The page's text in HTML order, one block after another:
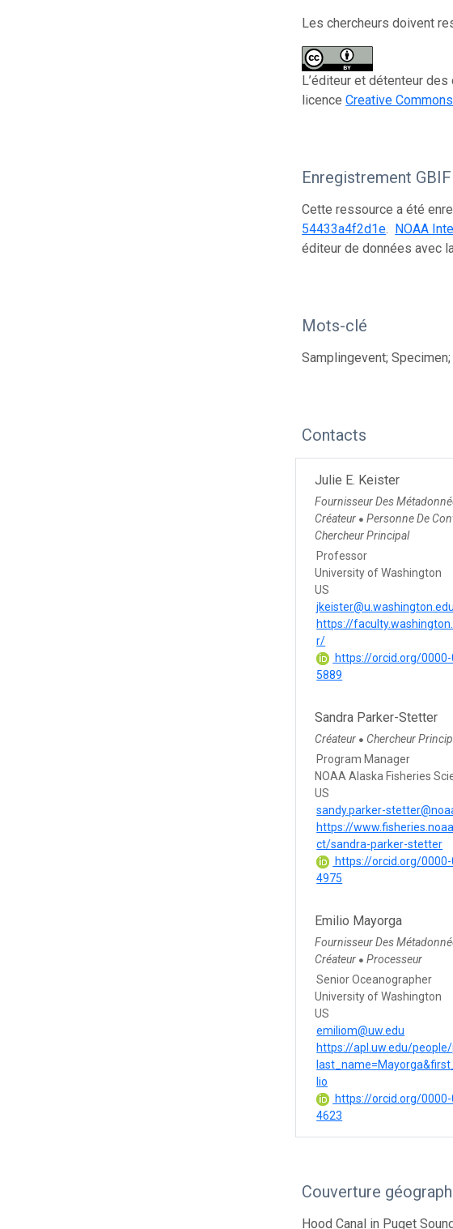
Les chercheurs doivent
L’éditeur et détenteur
licenceCreative
Enregistrement GBIF
Cette ressource a été
54433a4f2d1e. NOAA
éditeur de données avec
Mots-clé
Samplingevent; Specimen;
Contacts
Julie E. Keister
Fournisseur Des
Créateur ● Personne De
Chercheur Principal
Professor
University of Washington
US
jkeister@u.washington.edu
https://
r/
https://orcid.org/
5889
Sandra Parker-Stetter
Créateur ● Chercheur
Program Manager
NOAA Alaska Fisheries
US
sandy.parker-
https://
ct/sandra-parker-stetter
https://orcid.org/
4975
Emilio Mayorga
Fournisseur Des
Créateur ● Processeur
Senior Oceanographer
University of Washington
US
emiliom@uw.edu
https://apl.uw.edu/
lio
https://orcid.org/
4623
Couverture
Hood Canal in Puget